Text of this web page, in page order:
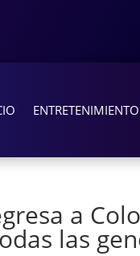
ENTRETENIMIENTO
a
las